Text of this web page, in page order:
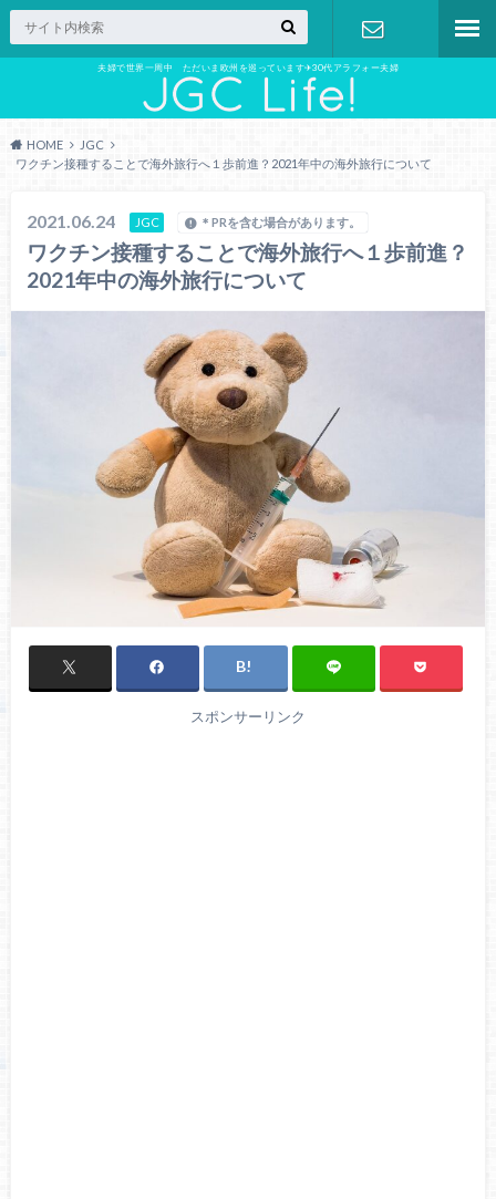
夫婦で世界一周中 ただいま欧州を巡っています✈︎30代アラフォー夫婦
お問い合わ
HOME
JGC
ワクチン接種することで海外旅行へ１歩前進？2021年中の海外旅行について
2021.06.24 JGC ＊PRを含む場合があります。
ワクチン接種することで海外旅行へ１歩前進？
2021年中の海外旅行について
スポンサーリンク